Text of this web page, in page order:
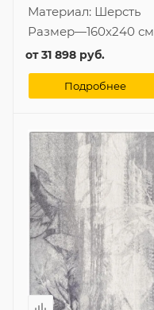
Материал: Шерсть
Размер—160x240 см
от31 898 руб.
Подробнее